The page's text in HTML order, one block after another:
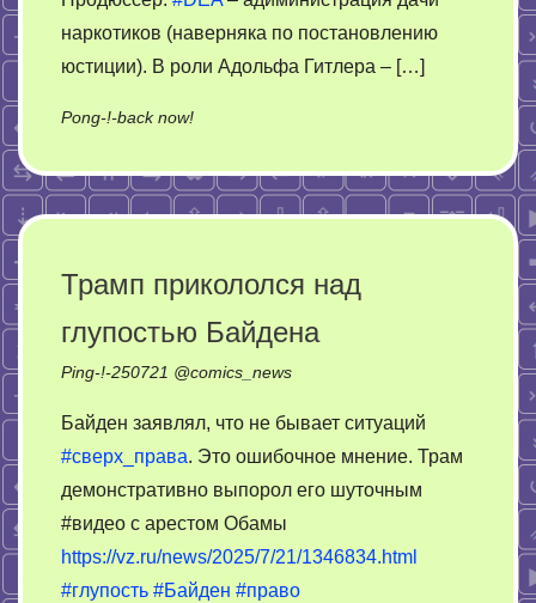
наркотиков (наверняка по постановлению
юстиции). В роли Адольфа Гитлера – […]
Pong-!-back now!on
Госблина
про
AH-
меда
Трамп прикололся над
глупостью Байдена
Ping-!-250721 @comics_news
Байден заявлял, что не бывает ситуаций
#сверх_права. Это ошибочное мнение. Трам
демонстративно выпорол его шуточным
#видео с арестом Обамы
https://vz.ru/news/2025/7/21/1346834.html
#глупость #Байден #право